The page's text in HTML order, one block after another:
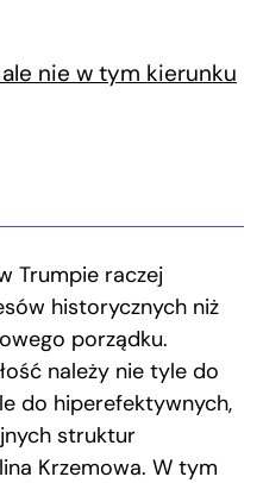
nie w tym kierunku
Trumpie raczej
historycznych niż
porządku.
należy nie tyle do
do hiperefektywnych,
struktur
Krzemowa. W tym